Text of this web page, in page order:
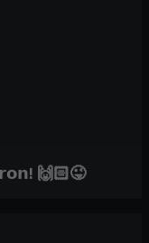
🙌🏻😜